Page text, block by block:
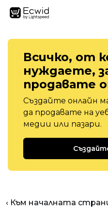
Всичко, от
нуждаете,
продавате
Създайте онлайн
да продавате на
медии или пазари.
‹ Към началната